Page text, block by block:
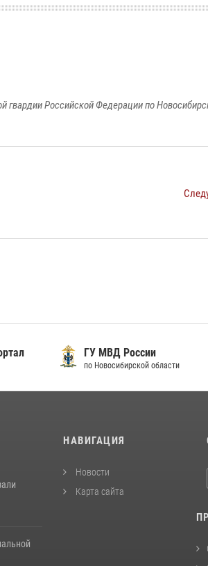
Российской Федерации по
ГУ МВД России
по Новосибирской области
НАВИГАЦИЯ
Новости
Карта сайта